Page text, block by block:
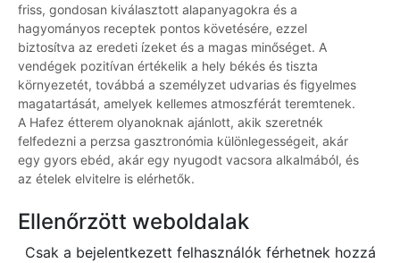
friss, gondosan kiválasztott alapanyagokra és a
hagyományos receptek pontos követésére, ezzel
biztosítva az eredeti ízeket és a magas minőséget. A
vendégek pozitívan értékelik a hely békés és tiszta
környezetét, továbbá a személyzet udvarias és figyelmes
magatartását, amelyek kellemes atmoszférát teremtenek.
A Hafez étterem olyanoknak ajánlott, akik szeretnék
felfedezni a perzsa gasztronómia különlegességeit, akár
egy gyors ebéd, akár egy nyugodt vacsora alkalmából, és
az ételek elvitelre is elérhetők.
Ellenőrzött weboldalak
Csak a bejelentkezett felhasználók férhetnek hozzá